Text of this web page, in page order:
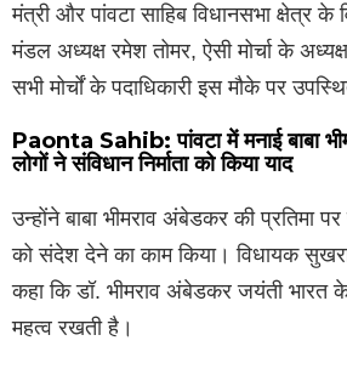
मंत्री और पांवटा साहिब विधानसभा क्षेत्र के
मंडल अध्यक्ष रमेश तोमर, ऐसी मोर्चा के
सभी मोर्चों के पदाधिकारी इस मौके पर
Paonta Sahib: पांवटा में मनाई बाबा
लोगों ने संविधान निर्माता को किया याद
उन्होंने बाबा भीमराव अंबेडकर की प्रतिमा
को संदेश देने का काम किया। विधायक
कहा कि डॉ. भीमराव अंबेडकर जयंती भारत
महत्व रखती है।